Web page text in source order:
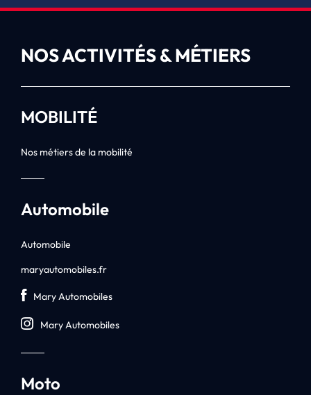
NOS ACTIVITÉS & MÉTIERS
MOBILITÉ
Nos métiers de la mobilité
Automobile
Automobile
maryautomobiles.fr
Mary Automobiles
Mary Automobiles
Moto